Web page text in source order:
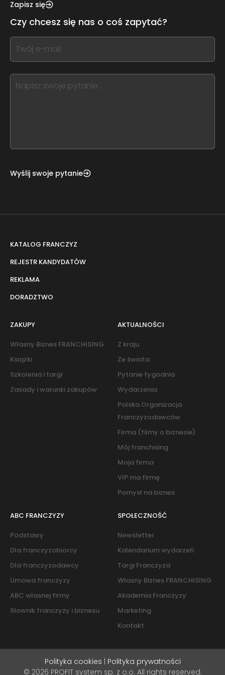
this
form
field
blank
Zapisz się
Czy chcesz się nas o coś zapytać?
If
you
this,
leave
Wyślij swoje pytanie
KATALOG FRANCZYZ
REJESTR KANDYDATÓW
REKLAMA
DORADZTWO
ZAKUPY
Własny Biznes FRANCHISING
Książki
Szkolenia i targi
Zasady i warunki zakupów
AKTUALNOŚCI
Z kraju
Ze świata
Pytanie tygodnia
Wydarzenia
Polska Organizacja
Franczyzodawców
Firma (filmy o biznesie)
Mój franchising
Moja firma
VIP ma firmę
Pomysł na biznes
ABC FRANCZYZY
Podstawy
Dla franczyzobiorcy
Dla franczyzodawcy
Umowa franczyzy
ABC własnej firmy
Słownik franczyzy i biznesu
SPOŁECZNOŚĆ
Newsletter
Kalendarium wydarzeń
Targi Franczyza
Własny Biznes FRANCHISING
Akademia Franczyzy
Marketing
Kontakt
Polityka cookies | Polityka prywatności
© 2026 PROFIT system sp. z o.o. All rights reserved.